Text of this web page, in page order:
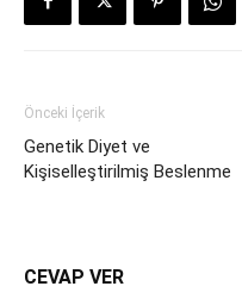
Önceki İçerik
Genetik Diyet ve
Kişiselleştirilmiş Beslenme
CEVAP VER